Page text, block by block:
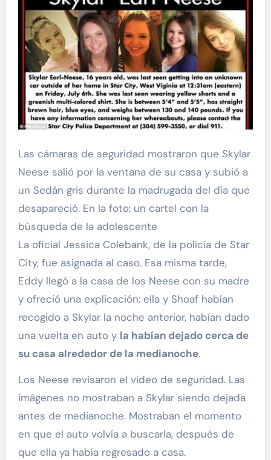
Las cámaras de seguridad mostraron que Skylar
Neese salió por la ventana de su casa y subió a
un Sedán gris durante la madrugada del día que
desapareció. En la foto: un cartel con la
búsqueda de la adolescente
La oficial Jessica Colebank, de la policía de Star
City, fue asignada al caso. Esa misma tarde,
Eddy llegó a la casa de los Neese con su madre
y ofreció una explicación: ella y Shoaf habían
recogido a Skylar la noche anterior, habían dado
una vuelta en auto y la habían dejado cerca de
su casa alrededor de la medianoche.
Los Neese revisaron el video de seguridad. Las
imágenes no mostraban a Skylar siendo dejada
antes de medianoche. Mostraban el momento
en que el auto volvía a buscarla, después de
que ella ya había regresado a casa.